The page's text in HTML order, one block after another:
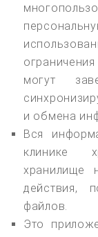
могут
и обмена
Вся
клинике
хранилище
действия,
файлов.
Это